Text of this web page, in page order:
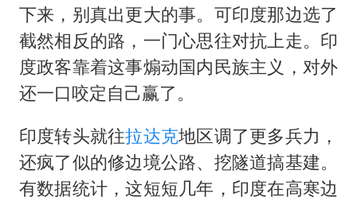
下来，别真出更大的事。可印度那边选了
截然相反的路，一门心思往对抗上走。印
度政客靠着这事煽动国内民族主义，对外
还一口咬定自己赢了。
印度转头就往拉达克地区调了更多兵力，
还疯了似的修边境公路、挖隧道搞基建。
有数据统计，这短短几年，印度在高寒边